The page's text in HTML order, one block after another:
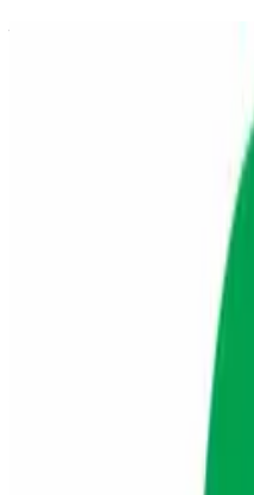
Wilmat 是建筑入口用的高端
托韩国 Ecosys 的研发，过
滑倒风险，可选配色与纹理
具备国际认可（如 ANAB、
Board）、IAF、TRA 及符合
理；耐用、环保材料有助于
铝型材搭配尼龙毯面、
可回收组件。卡式结构可局
积尘。适用于室内外及过渡